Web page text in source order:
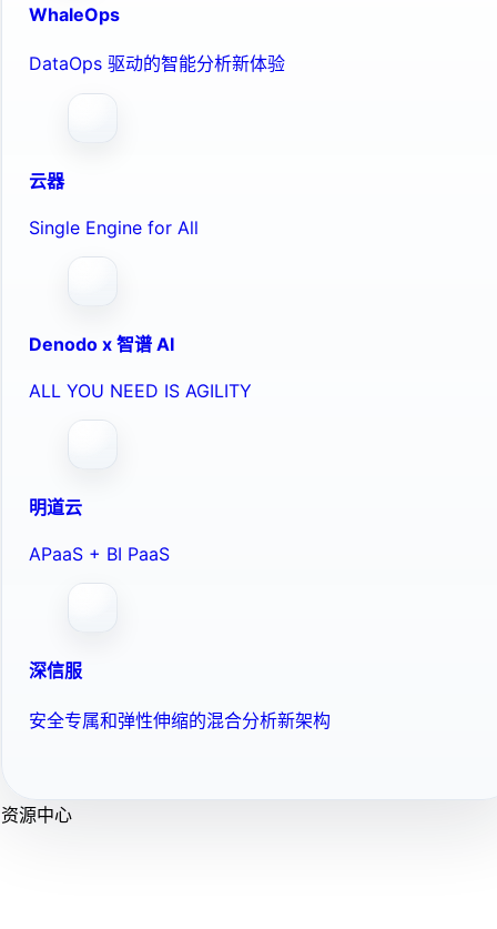
WhaleOps
DataOps 驱动的智能分析新体验
云器
Single Engine for All
Denodo x 智谱 AI
ALL YOU NEED IS AGILITY
明道云
APaaS + BI PaaS
深信服
安全专属和弹性伸缩的混合分析新架构
资源中心